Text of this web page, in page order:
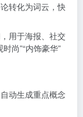
转化为词云，快
用于海报、社交
尚”“内饰豪华”
动生成重点概念